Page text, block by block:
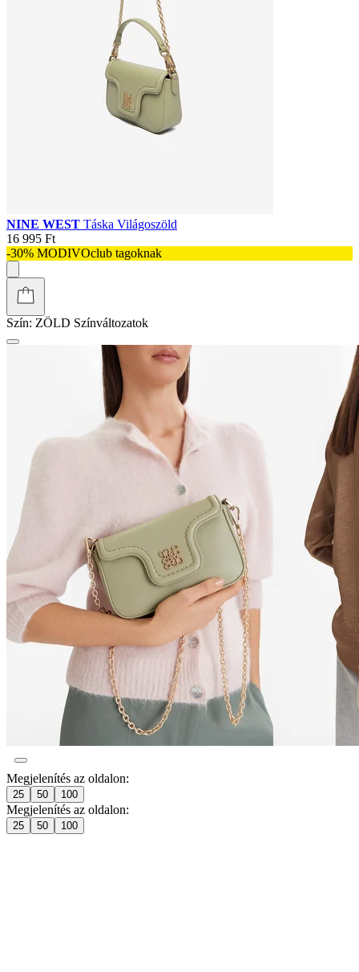
NINE WEST Táska Világoszöld
16 995 Ft
-30% MODIVOclub tagoknak
Szín: ZÖLD Színváltozatok
Megjelenítés az oldalon:
25 50 100
Megjelenítés az oldalon:
25 50 100